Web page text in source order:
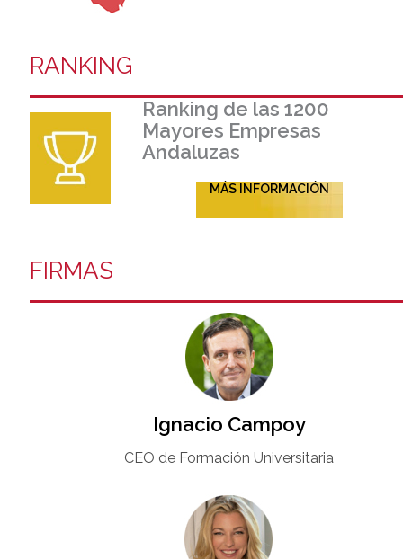
RANKING
Ranking de las 1200
Mayores Empresas
Andaluzas
MÁS INFORMACIÓN
FIRMAS
Ignacio Campoy​
CEO de Formación Universitaria​